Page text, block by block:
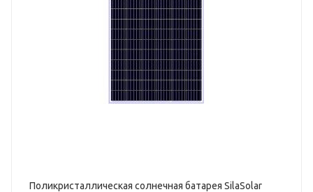
Поликристаллическая солнечная батарея SilaSolar